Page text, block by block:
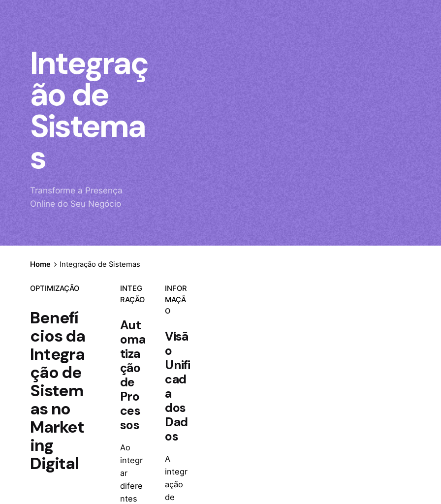
Integraç
ão de
Sistema
s
Transforme a Presença
Online do Seu Negócio
Home Integração de Sistemas
OPTIMIZAÇÃO
Benefí
cios da
Integra
ção de
Sistem
as no
Market
ing
Digital
INTEG
RAÇÃO
Aut
oma
tiza
ção
de
Pro
ces
sos
Ao
integr
ar
difere
ntes
INFOR
MAÇÃ
O
Visã
o
Unifi
cad
a
dos
Dad
os
A
integr
ação
de